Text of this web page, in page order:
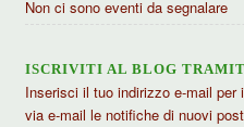
Non ci sono eventi da segnalare
ISCRIVITI AL BLOG
Inserisci il tuo indirizzo e-mail
via e-mail le notifiche di nuovi